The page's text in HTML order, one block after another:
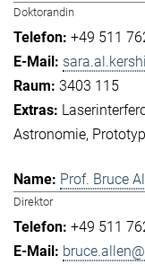
Doktorandin
+49 511
3403 115
Astronomie Prototyp
Prof. Bruce
Direktor
+49 511